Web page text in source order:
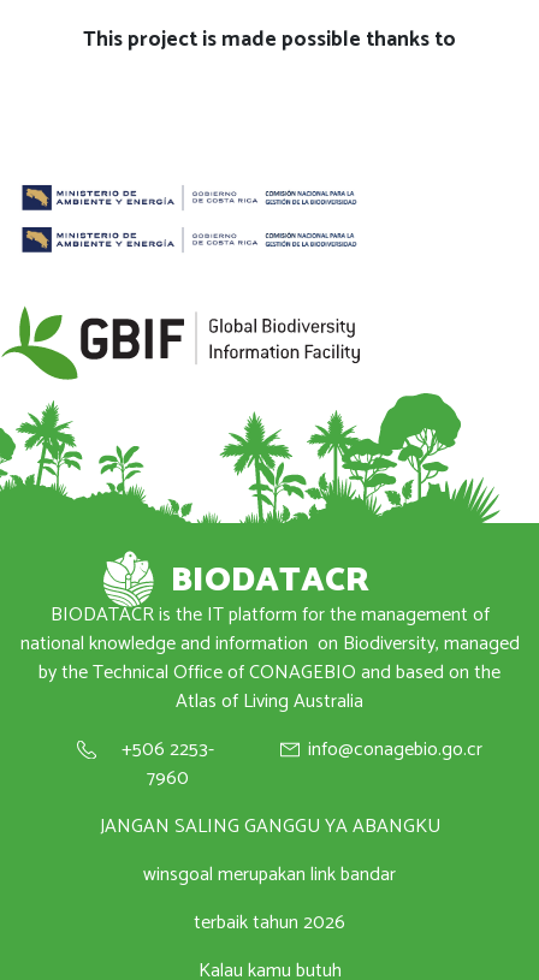
This project is made possible thanks to
BIODATACR
BIODATACR is the IT platform for the management of
national knowledge and information on Biodiversity, managed
by the Technical Office of CONAGEBIO and based on the
Atlas of Living Australia
+506 2253-
7960
info@conagebio.go.cr
JANGAN SALING GANGGU YA ABANGKU
winsgoal merupakan link bandar
terbaik tahun 2026
Kalau kamu butuh